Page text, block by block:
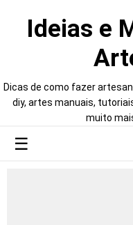
Ideias e
Dicas de como fazer
diy, artes manuais,
muito